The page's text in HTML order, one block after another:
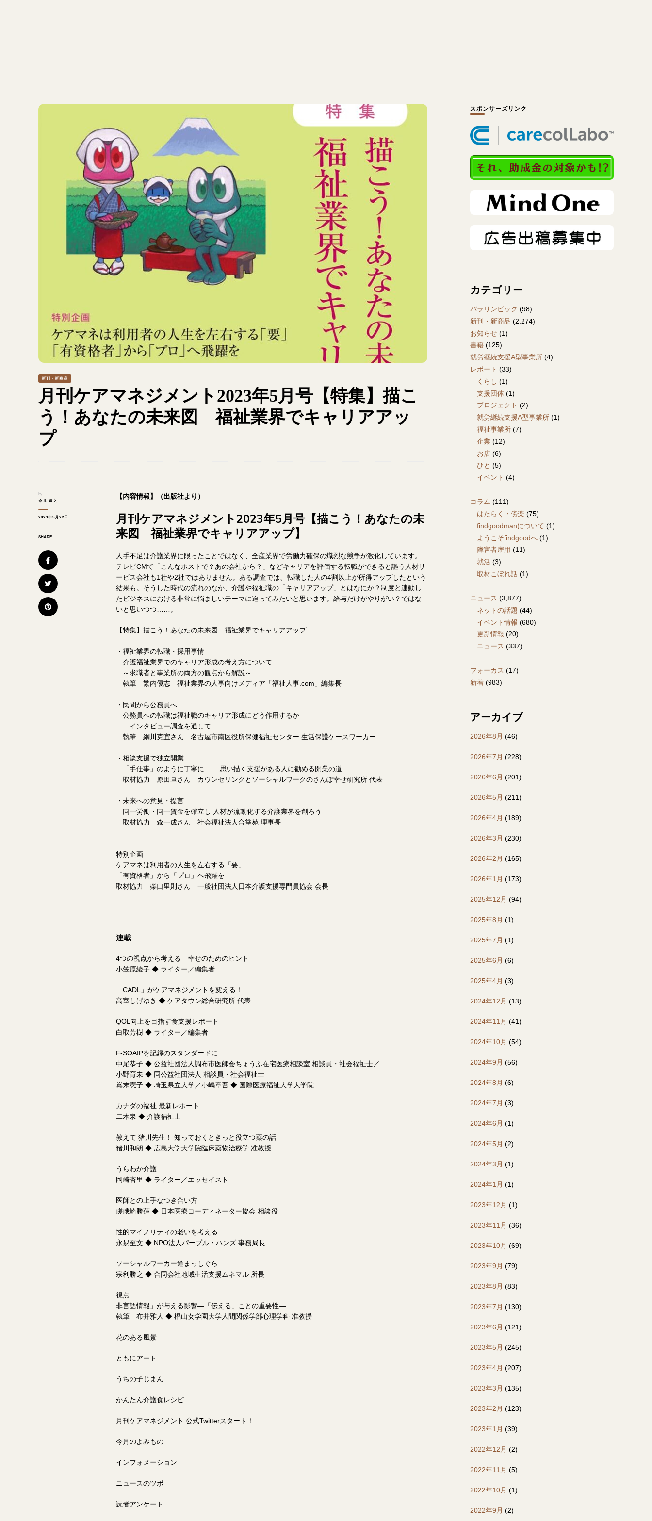
新刊・新商品
月刊ケアマネジメント2023年5月号【特集】描こ
う！あなたの未来図 福祉業界でキャリアアッ
プ
by
今井 靖之
2023年5月22日
SHARE
【内容情報】（出版社より）
月刊ケアマネジメント2023年5月号【描こう！あなたの未
来図 福祉業界でキャリアアップ】
人手不足は介護業界に限ったことではなく、全産業界で労働力確保の熾烈な競争が激化しています。
テレビCMで「こんなポストで？あの会社から？」などキャリアを評価する転職ができると謳う人材サ
ービス会社も1社や2社ではありません。ある調査では、転職した人の4割以上が所得アップしたという
結果も。そうした時代の流れのなか、介護や福祉職の「キャリアアップ」とはなにか？制度と連動し
たビジネスにおける非常に悩ましいテーマに迫ってみたいと思います。給与だけがやりがい？ではな
いと思いつつ……。
【特集】描こう！あなたの未来図 福祉業界でキャリアアップ
・福祉業界の転職・採用事情
介護福祉業界でのキャリア形成の考え方について
～求職者と事業所の両方の観点から解説～
執筆 繁内優志 福祉業界の人事向けメディア「福祉人事.com」編集長
・民間から公務員へ
公務員への転職は福祉職のキャリア形成にどう作用するか
―インタビュー調査を通して―
執筆 綱川克宜さん 名古屋市南区役所保健福祉センター 生活保護ケースワーカー
・相談支援で独立開業
「手仕事」のように丁寧に…… 思い描く支援がある人に勧める開業の道
取材協力 原田亘さん カウンセリングとソーシャルワークのさんぽ幸せ研究所 代表
・未来への意見・提言
同一労働・同一賃金を確立し 人材が流動化する介護業界を創ろう
取材協力 森一成さん 社会福祉法人合掌苑 理事長
特別企画
ケアマネは利用者の人生を左右する「要」
「有資格者」から「プロ」へ飛躍を
取材協力 柴口里則さん 一般社団法人日本介護支援専門員協会 会長
連載
4つの視点から考える 幸せのためのヒント
小笠原綾子 ◆ ライター／編集者
「CADL」がケアマネジメントを変える！
高室しげゆき ◆ ケアタウン総合研究所 代表
QOL向上を目指す食支援レポート
白取芳樹 ◆ ライター／編集者
F-SOAIPを記録のスタンダードに
中尾恭子 ◆ 公益社団法人調布市医師会ちょうふ在宅医療相談室 相談員・社会福祉士／
小野育未 ◆ 同公益社団法人 相談員・社会福祉士
嶌末憲子 ◆ 埼玉県立大学／小嶋章吾 ◆ 国際医療福祉大学大学院
カナダの福祉 最新レポート
二木泉 ◆ 介護福祉士
教えて 猪川先生！ 知っておくときっと役立つ薬の話
猪川和朗 ◆ 広島大学大学院臨床薬物治療学 准教授
うらわか介護
岡崎杏里 ◆ ライター／エッセイスト
医師との上手なつき合い方
嵯峨崎勝蓮 ◆ 日本医療コーディネーター協会 相談役
性的マイノリティの老いを考える
永易至文 ◆ NPO法人パープル・ハンズ 事務局長
ソーシャルワーカー道まっしぐら
宗利勝之 ◆ 合同会社地域生活支援ムネマル 所長
視点
非言語情報」が与える影響―「伝える」ことの重要性―
執筆 布井雅人 ◆ 椙山女学園大学人間関係学部心理学科 准教授
花のある風景
ともにアート
うちの子じまん
かんたん介護食レシピ
月刊ケアマネジメント 公式Twitterスタート！
今月のよみもの
インフォメーション
ニュースのツボ
読者アンケート
スポンサーズリンク
カテゴリー
パラリンピック (98)
新刊・新商品 (2,274)
お知らせ(1)
書籍(125)
就労継続支援A型事業所(4)
レポート (33)
くらし (1)
支援団体(1)
プロジェクト (2)
就労継続支援A型事業所(1)
福祉事業所(7)
企業(12)
お店(6)
ひと (5)
イベント (4)
コラム (111)
はたらく・傍楽 (75)
findgoodmanについて (1)
ようこそfindgoodへ(1)
障害者雇用 (11)
就活(3)
取材こぼれ話(1)
ニュース (3,877)
ネットの話題 (44)
イベント情報 (680)
更新情報 (20)
ニュース (337)
フォーカス (17)
新着(983)
アーカイブ
2026年8月 (46)
2026年7月 (228)
2026年6月 (201)
2026年5月 (211)
2026年4月 (189)
2026年3月 (230)
2026年2月 (165)
2026年1月 (173)
2025年12月 (94)
2025年8月 (1)
2025年7月 (1)
2025年6月 (6)
2025年4月 (3)
2024年12月 (13)
2024年11月 (41)
2024年10月 (54)
2024年9月 (56)
2024年8月 (6)
2024年7月 (3)
2024年6月 (1)
2024年5月 (2)
2024年3月 (1)
2024年1月 (1)
2023年12月 (1)
2023年11月 (36)
2023年10月 (69)
2023年9月 (79)
2023年8月 (83)
2023年7月 (130)
2023年6月 (121)
2023年5月 (245)
2023年4月 (207)
2023年3月 (135)
2023年2月 (123)
2023年1月 (39)
2022年12月 (2)
2022年11月 (5)
2022年10月 (1)
2022年9月 (2)